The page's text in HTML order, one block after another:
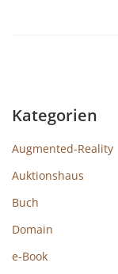
Kategorien
Augmented-Reality
Auktionshaus
Buch
Domain
e-Book